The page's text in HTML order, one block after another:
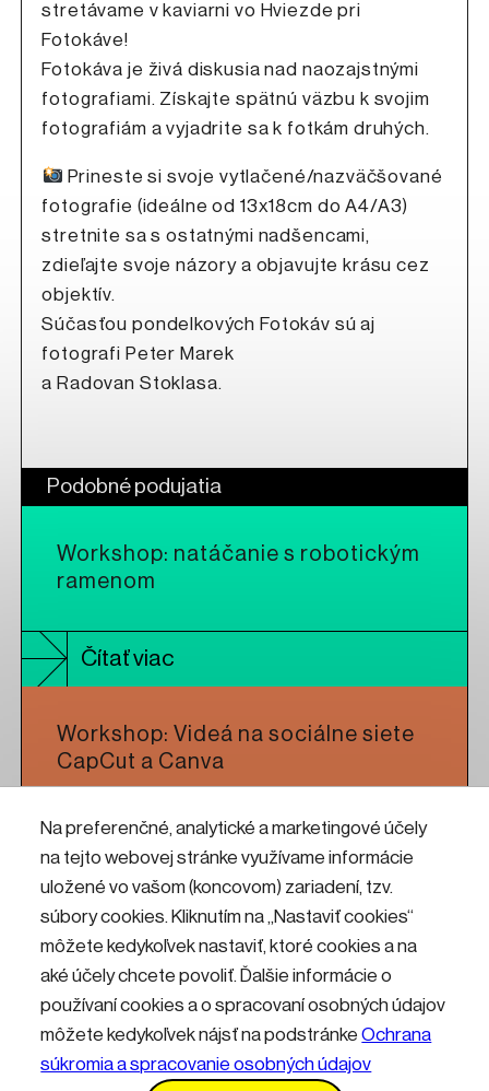
Na preferenčné, analytické a marketingové účely
na tejto webovej stránke využívame informácie
uložené vo vašom (koncovom) zariadení, tzv.
súbory cookies. Kliknutím na „Nastaviť cookies“
môžete kedykoľvek nastaviť, ktoré cookies a na
aké účely chcete povoliť. Ďalšie informácie o
používaní cookies a o spracovaní osobných údajov
môžete kedykoľvek nájsť na podstránkeOchrana
súkromia a spracovanie osobných údajov
stretávame v kaviarni vo Hviezde pri
Fotokáve!
Fotokáva je živá diskusia nad naozajstnými
fotografiami. Získajte spätnú väzbu k svojim
fotografiám a vyjadrite sa k fotkám druhých.
Prineste si svoje vytlačené/nazväčšované
fotografie (ideálne od 13x18cm do A4/A3)
stretnite sa s ostatnými nadšencami,
zdieľajte svoje názory a objavujte krásu cez
objektív.
Súčasťou pondelkových Fotokáv sú aj
fotografi Peter Marek
a Radovan Stoklasa.
Podobné podujatia
Workshop: natáčanie s robotickým
ramenom
Čítať viac
Workshop: Videá na sociálne siete
CapCut a Canva
Čítať viac
Workshop: CNC frézovanie pre
umelcov a dizajnérov
Čítať viac
Kontakty Informácie pre návštevníkov